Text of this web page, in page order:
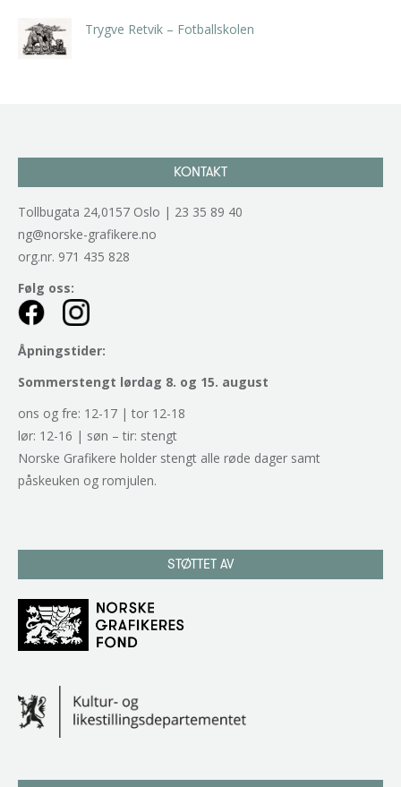
Trygve Retvik – Fotballskolen
KONTAKT
Tollbugata 24,0157 Oslo | 23 35 89 40
ng@norske-grafikere.no
org.nr. 971 435 828
Følg oss:
Åpningstider:
Sommerstengt lørdag 8. og 15. august
ons og fre: 12-17 | tor 12-18
lør: 12-16 | søn – tir: stengt
Norske Grafikere holder stengt alle røde dager samt
påskeuken og romjulen.
STØTTET AV